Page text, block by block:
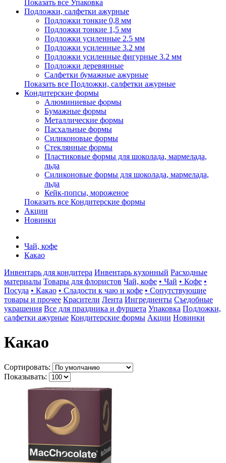
Показать все Упаковка
Подложки, салфетки ажурные
Подложки тонкие 0,8 мм
Подложки тонкие 1,5 мм
Подложки усиленные 2.5 мм
Подложки усиленные 3.2 мм
Подложки усиленные фигурные 3.2 мм
Подложки деревянные
Салфетки бумажные ажурные
Показать все Подложки, салфетки ажурные
Кондитерские формы
Алюминиевые формы
Бумажные формы
Металлические формы
Пасхальные формы
Силиконовые формы
Стеклянные формы
Пластиковые формы для шоколада, мармелада,
льда
Силиконовые формы для шоколада, мармелада,
льда
Кейк-попсы, мороженое
Показать все Кондитерские формы
Акции
Новинки
Чай, кофе
Какао
Инвентарь для кондитера Инвентарь кухонный Расходные
материалы Товары для флористов Чай, кофе • Чай • Кофе •
Посуда • Какао • Сладости к чаю и кофе • Сопутствующие
товары и прочее Красители Лента Ингредиенты Съедобные
украшения Все для праздника и фуршета Упаковка Подложки,
салфетки ажурные Кондитерские формы Акции Новинки
Какао
Сортировать:
Показывать: